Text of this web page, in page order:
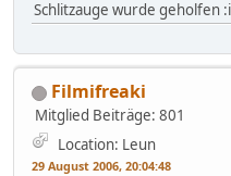
Schlitzauge wurde geholfen
Filmifreaki
Mitglied Beiträge: 801
Location: Leun
29 August 2006, 20:04:48